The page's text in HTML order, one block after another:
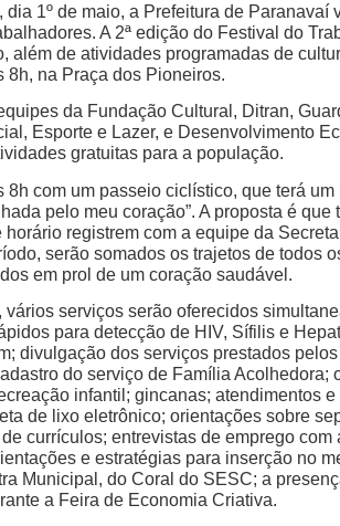
dia 1º de maio, a Prefeitura de
A 2ª edição do Festival do
além de atividades programadas de
8h, na Praça dos Pioneiros.
da Fundação Cultural, Ditran,
Esporte e Lazer, e Desenvolvimento
gratuitas para a população.
8h com um passeio ciclístico, que terá
pelo meu coração”. A proposta é
registrem com a equipe da
serão somados os trajetos de todos
em prol de um coração saudável.
vários serviços serão oferecidos
para detecção de HIV, Sífilis e
divulgação dos serviços prestados
do serviço de Família Acolhedora;
infantil; gincanas; atendimentos
de lixo eletrônico; orientações sobre
currículos; entrevistas de emprego
e estratégias para inserção no
Municipal, do Coral do SESC; a
a Feira de Economia Criativa.